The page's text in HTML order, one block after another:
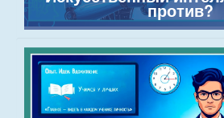
против?